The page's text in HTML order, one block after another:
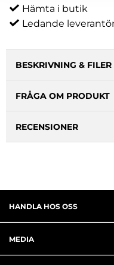
Hämta i butik
Ledande
BESKRIVNING & FILER
FRÅGA OM PRODUKT
RECENSIONER
HANDLA HOS OSS
MEDIA